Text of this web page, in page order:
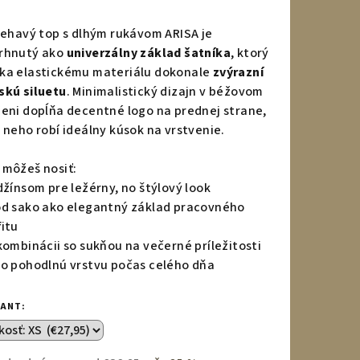
top s dlhým rukávom ARISA je
ako univerzálny základ šatníka, ktorý
elastickému materiálu dokonale zvýrazní
siluetu. Minimalistický dizajn v béžovom
dopĺňa decentné logo na prednej strane,
neho robí ideálny kúsok na vrstvenie.
nosiť:
pre ležérny, no štýlový look
sako ako elegantný základ pracovného
so sukňou na večerné príležitosti
pohodlnú vrstvu počas celého dňa